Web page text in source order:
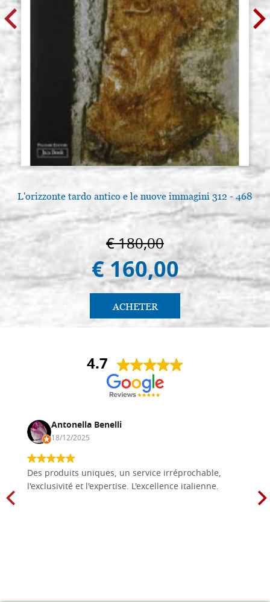
L'orizzonte tardo antico e le nuove immagini 312 - 468
€ 180,00
€ 160,00
ACHETER
4.7
Antonella Benelli
18/12/2025
Des produits uniques, un service irréprochable,
l'exclusivité et l'expertise. L'excellence italienne.